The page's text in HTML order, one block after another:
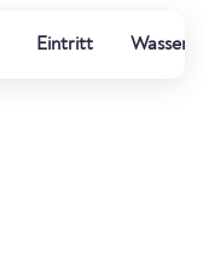
Eintritt